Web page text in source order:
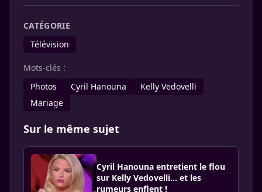
CATÉGORIE
Télévision
Mots-clés :
Photos
Cyril Hanouna
Kelly Vedovelli
Mariage
Sur le même sujet
Cyril Hanouna entretient le flou
sur Kelly Vedovelli… et les
rumeurs enflent !